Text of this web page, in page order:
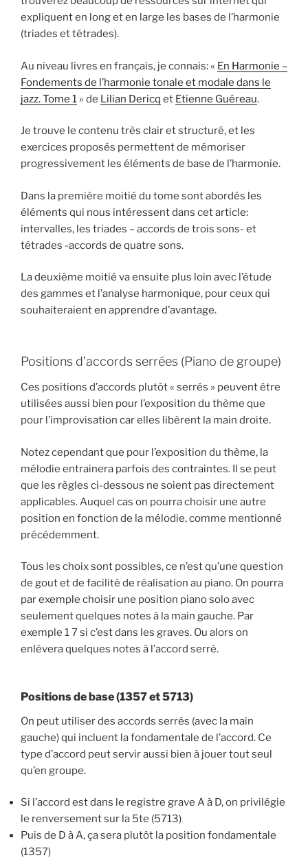
expliquent en long et en large les bases de l’harmonie
(triades et tétrades).
Au niveau livres en français, je connais: « En Harmonie –
Fondements de l’harmonie tonale et modale dans le
jazz. Tome 1 » de Lilian Dericq et Etienne Guéreau.
Je trouve le contenu très clair et structuré, et les
exercices proposés permettent de mémoriser
progressivement les éléments de base de l’harmonie.
Dans la première moitié du tome sont abordés les
éléments qui nous intéressent dans cet article:
intervalles, les triades – accords de trois sons- et
tétrades -accords de quatre sons.
La deuxième moitié va ensuite plus loin avec l’étude
des gammes et l’analyse harmonique, pour ceux qui
souhaiteraient en apprendre d’avantage.
Positions d’accords serrées (Piano de groupe)
Ces positions d’accords plutôt « serrés » peuvent être
utilisées aussi bien pour l’exposition du thème que
pour l’improvisation car elles libèrent la main droite.
Notez cependant que pour l’exposition du thème, la
mélodie entrainera parfois des contraintes. Il se peut
que les règles ci-dessous ne soient pas directement
applicables. Auquel cas on pourra choisir une autre
position en fonction de la mélodie, comme mentionné
précédemment.
Tous les choix sont possibles, ce n’est qu’une question
de gout et de facilité de réalisation au piano. On pourra
par exemple choisir une position piano solo avec
seulement quelques notes à la main gauche. Par
exemple 1 7 si c’est dans les graves. Ou alors on
enlèvera quelques notes à l’accord serré.
Positions de base (1357 et 5713)
On peut utiliser des accords serrés (avec la main
gauche) qui incluent la fondamentale de l’accord. Ce
type d’accord peut servir aussi bien à jouer tout seul
qu’en groupe.
Si l’accord est dans le registre grave A à D, on privilégie
le renversement sur la 5te (5713)
Puis de D à A, ça sera plutôt la position fondamentale
(1357)